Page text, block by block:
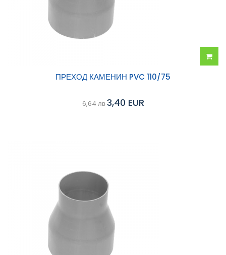
ПРЕХОД КАМЕНИН PVC 110/75
6,64 лв3,40 EUR